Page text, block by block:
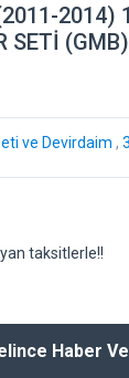
2014)
SETİ (GMB)
ve Devirdaim ,
taksitlerle!!
Haber